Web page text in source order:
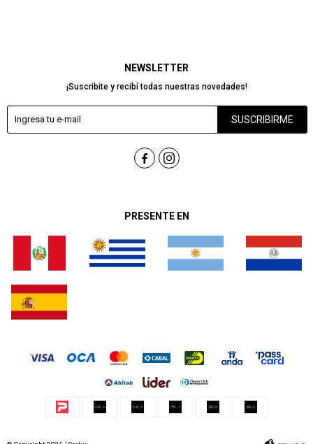
PRESENTE EN
NEWSLETTER
¡Suscribite y recibí todas nuestras novedades!
SUSCRIBIRME
 